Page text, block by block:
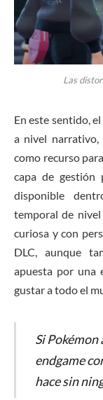
Las
En este sentido,
a nivel narrativo,
como recurso
capa de gestión
disponible
temporal de nivel
curiosa y con
DLC, aunque
apuesta por una
gustar a todo el
Si
endgame
hace sin